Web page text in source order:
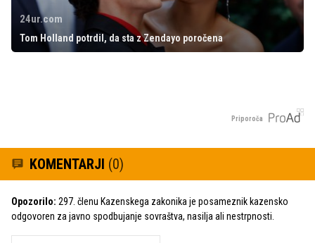
24ur.com
Tom Holland potrdil, da sta z Zendayo poročena
Priporoča
KOMENTARJI (0)
Opozorilo: 297. členu Kazenskega zakonika je posameznik kazensko
odgovoren za javno spodbujanje sovraštva, nasilja ali nestrpnosti.